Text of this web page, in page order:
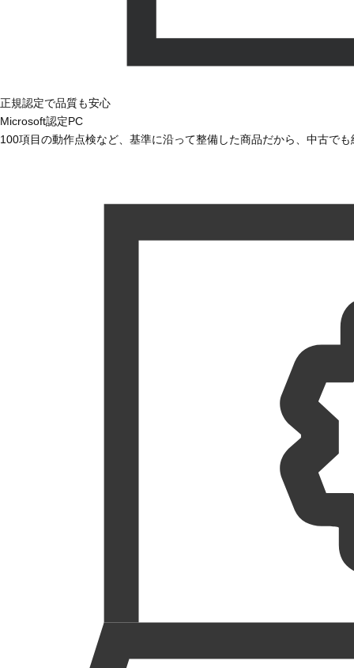
正規認定で品質も安心
Microsoft認定PC
100項目の動作点検など、基準に沿って整備した商品だから、中古で